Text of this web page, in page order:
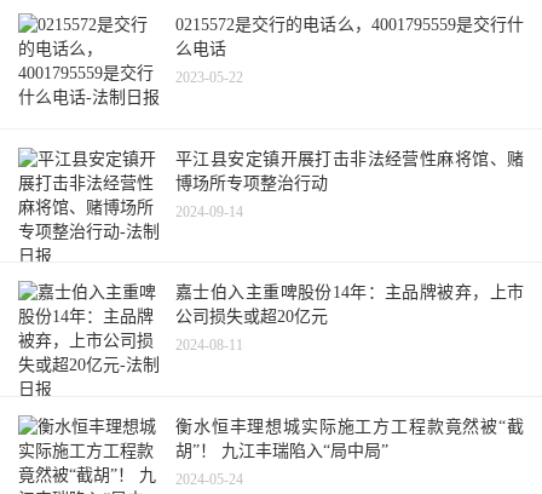
0215572是交行的电话么，4001795559是交行什
么电话
2023-05-22
平江县安定镇开展打击非法经营性麻将馆、赌
博场所专项整治行动
2024-09-14
嘉士伯入主重啤股份14年：主品牌被弃，上市
公司损失或超20亿元
2024-08-11
衡水恒丰理想城实际施工方工程款竟然被“截
胡”！ 九江丰瑞陷入“局中局”
2024-05-24